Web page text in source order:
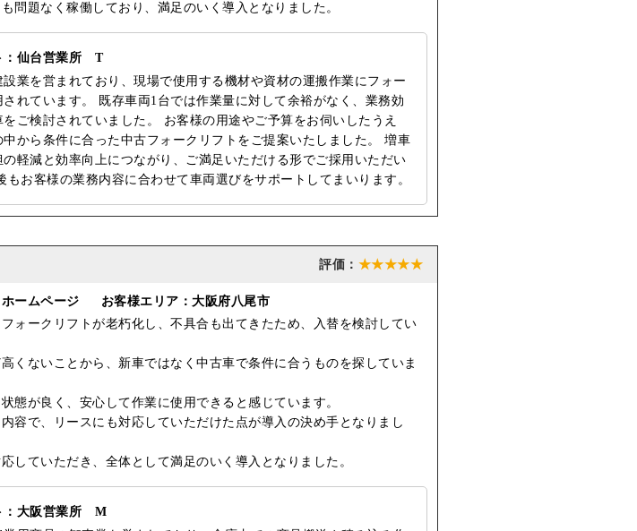
問題なく稼働しており、満足のいく導入となりました。
：仙台営業所 T
業を営まれており、現場で使用する機材や資材の運搬作業にフォー
れています。 既存車両1台では作業量に対して余裕がなく、業務効
ご検討されていました。 お客様の用途やご予算をお伺いしたうえ
から条件に合った中古フォークリフトをご提案いたしました。 増車
軽減と効率向上につながり、ご満足いただける形でご採用いただい
もお客様の業務内容に合わせて車両選びをサポートしてまいります。
★★★★★
ームページ
お客様エリア：大阪府八尾市
ォークリフトが老朽化し、不具合も出てきたため、入替を検討してい
くないことから、新車ではなく中古車で条件に合うものを探していま
態が良く、安心して作業に使用できると感じています。
容で、リースにも対応していただけた点が導入の決め手となりまし
していただき、全体として満足のいく導入となりました。
：大阪営業所 M